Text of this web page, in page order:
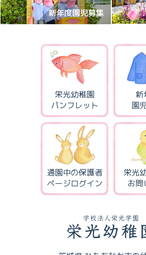
新年度園児募集
栄光幼稚園
パンフレット
新
園
通園中の保護者
ページログイン
栄光
お問